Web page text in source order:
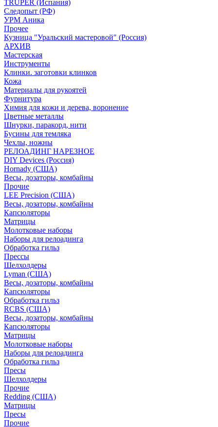
TRUPER (Испания)
Следопыт (РФ)
УРМ Аника
Прочее
Кузница "Уральский мастеровой" (Россия)
АРХИВ
Мастерская
Инструменты
Клинки. заготовки клинков
Кожа
Материалы для рукоятей
Фурнитура
Химия для кожи и дерева, воронение
Цветные металлы
Шнурки, паракорд, нити
Бусины для темляка
Чехлы, ножны
РЕЛОАДИНГ НАРЕЗНОЕ
DIY Devices (Россия)
Hornady (США)
Весы, дозаторы, комбайны
Прочие
LEE Precision (США)
Весы, дозаторы, комбайны
Капсюляторы
Матрицы
Молотковые наборы
Наборы для релоадинга
Обработка гильз
Преcсы
Шелхолдеры
Lyman (США)
Весы, дозаторы, комбайны
Капсюляторы
Обработка гильз
RCBS (США)
Весы, дозаторы, комбайны
Капсюляторы
Матрицы
Молотковые наборы
Наборы для релоадинга
Обработка гильз
Пресы
Шелхолдеры
Прочие
Redding (США)
Матрицы
Пресы
Прочие